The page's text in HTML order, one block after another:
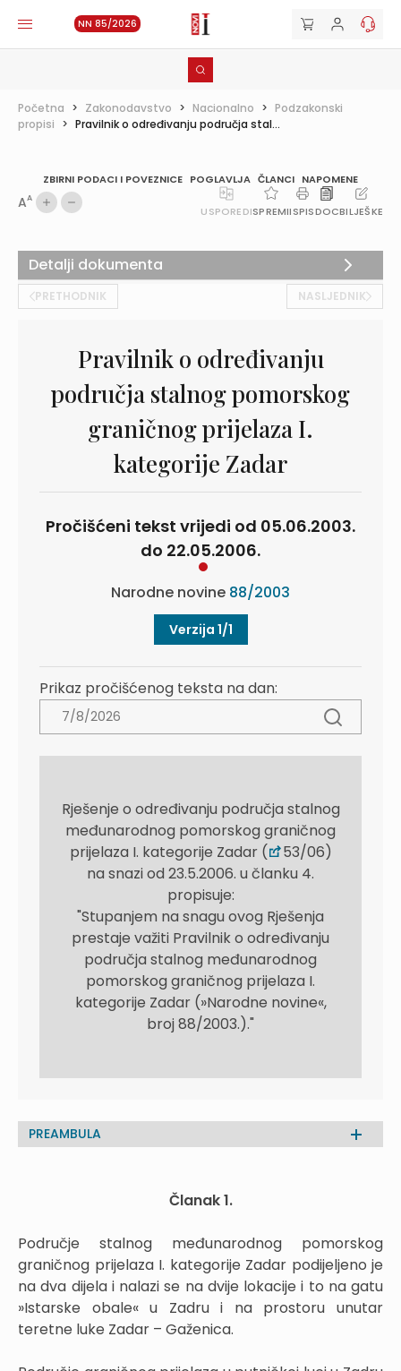
NN 85/2026
Početna > Zakonodavstvo > Nacionalno > Podzakonski
propisi > Pravilnik o određivanju područja stal...
ZBIRNI PODACI I POVEZNICE POGLAVLJA ČLANCI NAPOMENE
AA
USPOREDISPREMIISPISDOCBILJEŠKE
PRETHODNIK NASLJEDNIK
Pravilnik o određivanju
područja stalnog pomorskog
graničnog prijelaza I.
kategorije Zadar
Pročišćeni tekst vrijedi od 05.06.2003.
do 22.05.2006.
Narodne novine 88/2003
Verzija 1/1
Prikaz pročišćenog teksta na dan:
Rješenje o određivanju područja stalnog
međunarodnog pomorskog graničnog
prijelaza I. kategorije Zadar (
53/06)
na snazi od 23.5.2006. u članku 4.
propisuje:
"Stupanjem na snagu ovog Rješenja
prestaje važiti Pravilnik o određivanju
područja stalnog međunarodnog
pomorskog graničnog prijelaza I.
kategorije Zadar (»Narodne novine«,
broj 88/2003.)."
PREAMBULA
Članak 1.
Područje stalnog međunarodnog pomorskog
graničnog prijelaza I. kategorije Zadar podijeljeno je
na dva dijela i nalazi se na dvije lokacije i to na gatu
»Istarske obale« u Zadru i na prostoru unutar
teretne luke Zadar – Gaženica.
Detalji dokumenta